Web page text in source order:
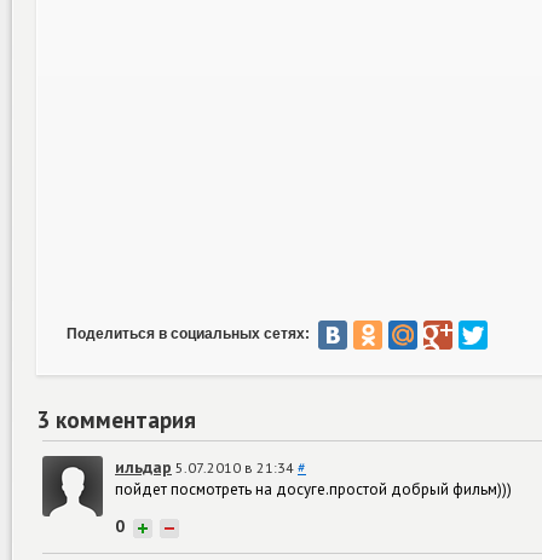
Поделиться в социальных сетях:
3 комментария
ильдар 5.07.2010 в 21:34 #
пойдет посмотреть на досуге.простой добрый фильм)))
0 + −